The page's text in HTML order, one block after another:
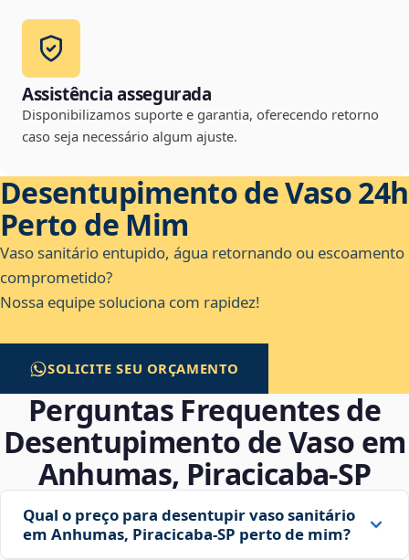
Assistência assegurada
Disponibilizamos suporte e garantia, oferecendo retorno
caso seja necessário algum ajuste.
Desentupimento de Vaso 24h
Perto de Mim
Vaso sanitário entupido, água retornando ou escoamento
comprometido?
Nossa equipe soluciona com rapidez!
SOLICITE SEU ORÇAMENTO
Perguntas Frequentes de
Desentupimento de Vaso em
Anhumas, Piracicaba‑SP
Qual o preço para desentupir vaso sanitário
em Anhumas, Piracicaba‑SP perto de mim?